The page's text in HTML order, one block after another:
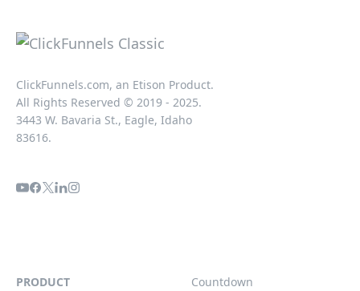
ClickFunnels.com, an Etison Product.
All Rights Reserved © 2019 - 2025.
3443 W. Bavaria St., Eagle, Idaho
83616.
PRODUCT
Countdown